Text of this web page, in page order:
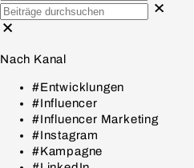
Nach Kanal
#Entwicklungen
#Influencer
#Influencer Marketing
#Instagram
#Kampagne